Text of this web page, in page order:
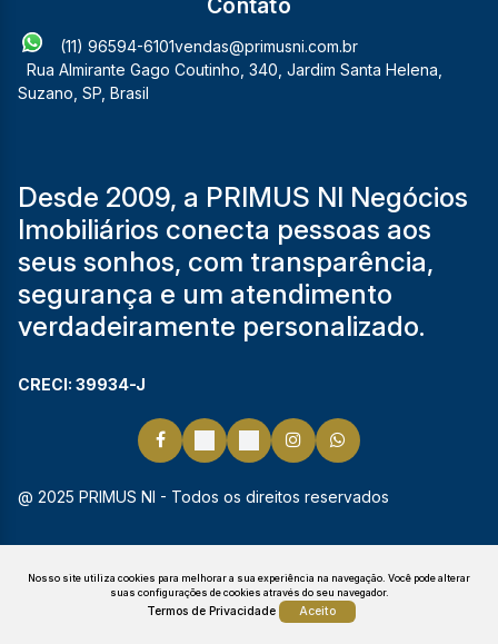
Nosso site utiliza cookies para melhorar a sua experiência na navegação. Você pode alterar
suas configurações de cookies através do seu navegador.
Termos de Privacidade Aceito
Contato
(11) 96594-6101vendas@primusni.com.br
Rua Almirante Gago Coutinho 340 Jardim Santa Helena
Suzano SP Brasil
Desde 2009, a PRIMUS NI Negócios
Imobiliários conecta pessoas aos
seus sonhos, com transparência,
segurança e um atendimento
verdadeiramente personalizado.
CRECI: 39934-J
@ 2025 PRIMUS NI - Todos os direitos reservados